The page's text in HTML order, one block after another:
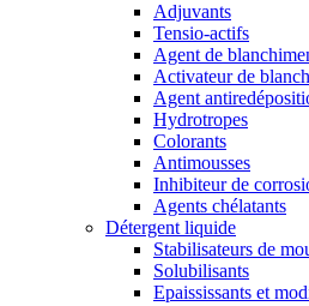
Adjuvants
Tensio-actifs
Agent de
Activateur de
Agent
Hydrotropes
Colorants
Antimousses
Inhibiteur de
Agents chélatants
Détergent liquide
Stabilisateurs de
Solubilisants
Epaississants et